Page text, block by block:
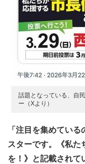
話題となっている、自
ー（Xより）
「注目を集めてい
スターです。《私た
を！》と記載されて